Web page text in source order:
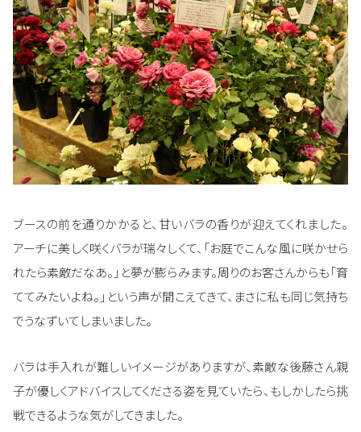
ブースの前を通りかかると、甘いバラの香りが迎えてくれました。
アーチに美しく咲くバラが瑞々しくて、「お庭でこんな風に咲かせら
れたら素敵だなあ。」と夢が膨らみます。周りのお客さんからも「育
ててみたいよね。」という声が聞こえてきて、まさに私も同じ気持ち
でうなずいてしまいました。
バラは手入れが難しいイメージがありますが、素敵な後藤さん親
子が優しくアドバイスしてくださる姿を見ていたら、もしかしたら挑
戦できるような気がしてきました。